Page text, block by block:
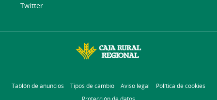
Twitter
Tablón de anuncios Tipos de cambio Aviso legal
Política de cookies